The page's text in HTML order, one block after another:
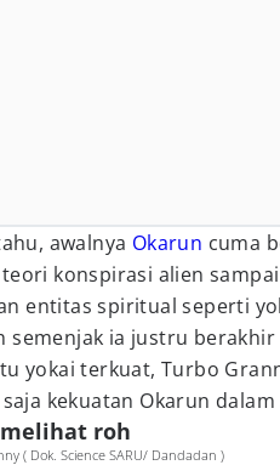
awalnya Okarun cuma
konspirasi alien
entitas spiritual seperti
semenjak ia justru berakhir
yokai terkuat, Turbo
kekuatan Okarun dalam
roh
( Dok. Science SARU/ Dandadan )